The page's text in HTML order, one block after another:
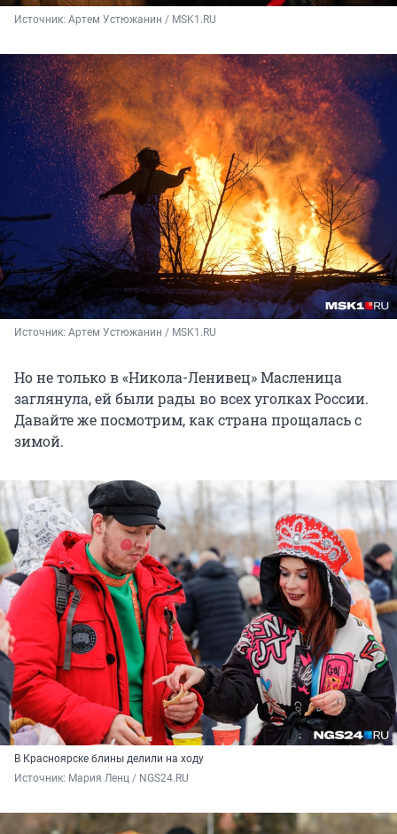
Источник: Артем Устюжанин / MSK1.RU
Источник: Артем Устюжанин / MSK1.RU
Но не только в «Никола-Ленивец» Масленица
заглянула, ей были рады во всех уголках России.
Давайте же посмотрим, как страна прощалась с
зимой.
В Красноярске блины делили на ходу
Источник: Мария Ленц / NGS24.RU